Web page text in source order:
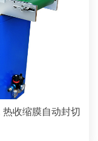
收缩膜自动封切